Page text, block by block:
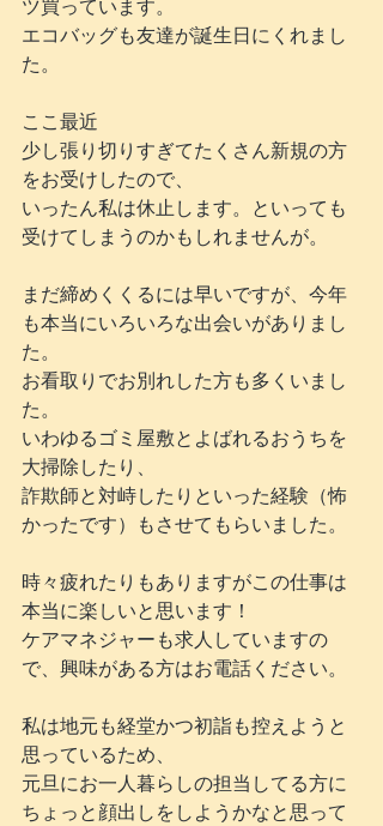
ツ買っています。
エコバッグも友達が誕生日にくれまし
た。
ここ最近
少し張り切りすぎてたくさん新規の方
をお受けしたので、
いったん私は休止します。といっても
受けてしまうのかもしれませんが。
まだ締めくくるには早いですが、今年
も本当にいろいろな出会いがありまし
た。
お看取りでお別れした方も多くいまし
た。
いわゆるゴミ屋敷とよばれるおうちを
大掃除したり、
詐欺師と対峙したりといった経験（怖
かったです）もさせてもらいました。
時々疲れたりもありますがこの仕事は
本当に楽しいと思います！
ケアマネジャーも求人していますの
で、興味がある方はお電話ください。
私は地元も経堂かつ初詣も控えようと
思っているため、
元旦にお一人暮らしの担当してる方に
ちょっと顔出しをしようかなと思って